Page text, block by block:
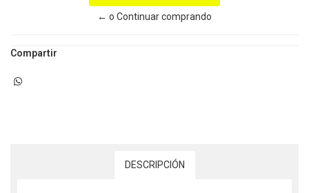
← o Continuar comprando
Compartir
DESCRIPCIÓN